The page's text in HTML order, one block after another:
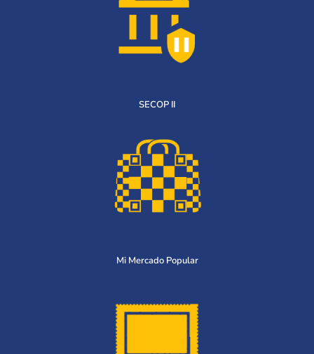
SECOP II
Mi Mercado Popular